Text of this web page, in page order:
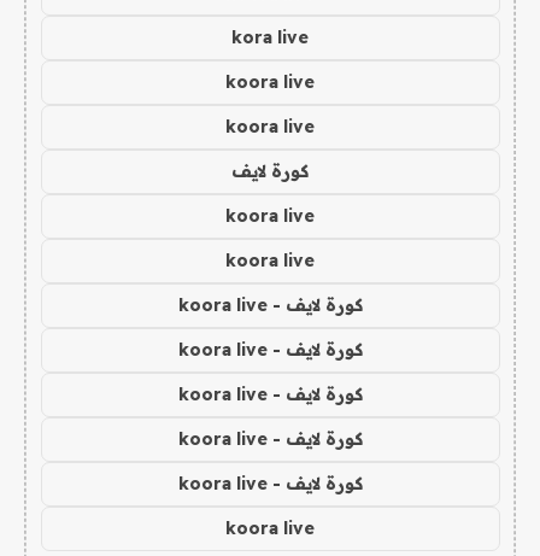
kora live
koora live
koora live
كورة لايف
koora live
koora live
كورة لايف - koora live
كورة لايف - koora live
كورة لايف - koora live
كورة لايف - koora live
كورة لايف - koora live
koora live